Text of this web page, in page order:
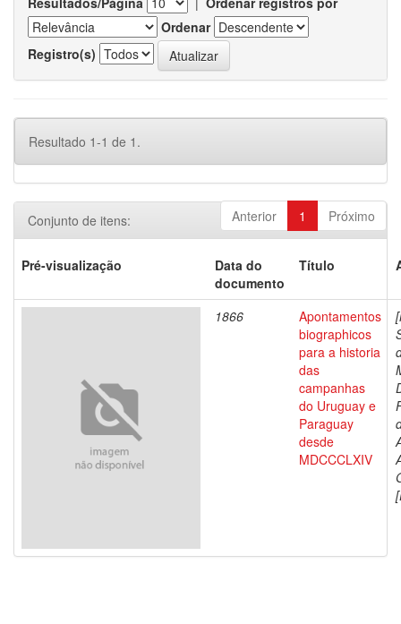
Ordenar
Registro(s)
Resultado 1-1 de 1.
Anterior 1 Próximo
Conjunto de itens:
Pré-visualização
Data do
documento
Título
1866
Apontamentos
biographicos
para a historia
das
campanhas
do Uruguay e
Paraguay
desde
MDCCCLXIV